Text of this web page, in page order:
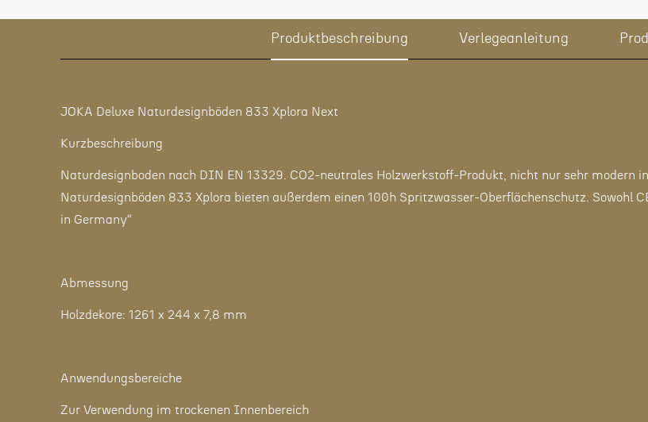
Produktbeschreibung Verlegeanleitung
JOKA Deluxe Naturdesignböden 833 Xplora Next
Kurzbeschreibung
Naturdesignboden nach DIN EN 13329. CO2-neutrales Holzwerkstoff-Produkt, nicht nur sehr modern
Naturdesignböden 833 Xplora bieten außerdem einen 100h Spritzwasser-Oberflächenschutz. Sowohl
in Germany“
Abmessung
Holzdekore: 1261 x 244 x 7,8 mm
Anwendungsbereiche
Zur Verwendung im trockenen Innenbereich